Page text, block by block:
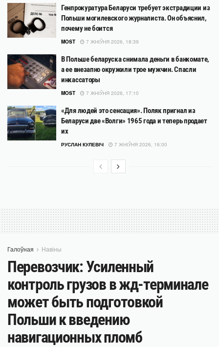
Генпрокуратура Беларуси требует экстрадиции из
Польши могилевского журналиста. Он объяснил,
почему не боится
MOST 7 ЖНІЎНЯ 2026, 18:39
В Польше беларуска снимала деньги в банкомате,
а ее внезапно окружили трое мужчин. Спасли
инкассаторы
MOST 7 ЖНІЎНЯ 2026, 17:10
«Для людей это сенсация». Поляк пригнал из
Беларуси две «Волги» 1965 года и теперь продает
их
РУСЛАН КУЛЕВІЧ 7 ЖНІЎНЯ 2026, 16:00
Галоўная Навіны
Перевозчик: Усиленный
контроль грузов в жд-терминале
может быть подготовкой
Польши к введению
навигационных пломб